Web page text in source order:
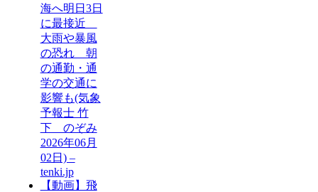
海へ明日3日
に最接近
大雨や暴風
の恐れ 朝
の通勤・通
学の交通に
影響も(気象
予報士 竹
下 のぞみ
2026年06月
02日) –
tenki.jp
【動画】飛